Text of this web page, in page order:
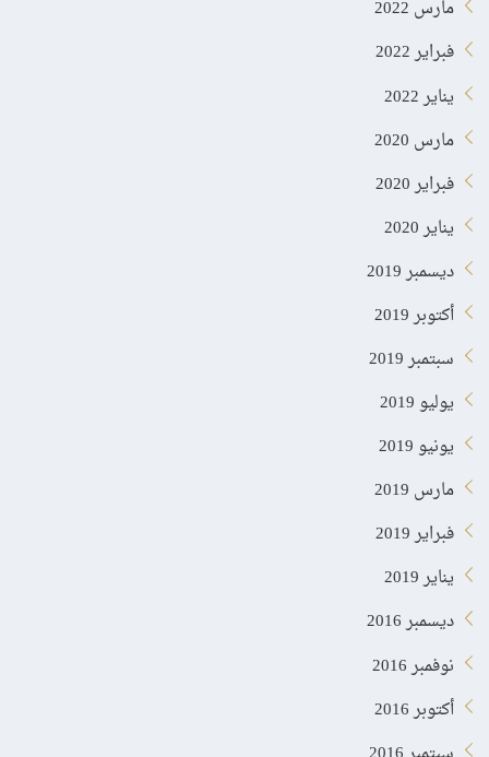
مارس 2022
فبراير 2022
يناير 2022
مارس 2020
فبراير 2020
يناير 2020
ديسمبر 2019
أكتوبر 2019
سبتمبر 2019
يوليو 2019
يونيو 2019
مارس 2019
فبراير 2019
يناير 2019
ديسمبر 2016
نوفمبر 2016
أكتوبر 2016